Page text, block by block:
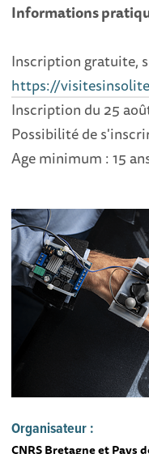
Informations
Inscription gratuite,
https://
Inscription du 25
Possibilité de
Age minimum : 15
Organisateur :
CNRS Bretagne et Pays